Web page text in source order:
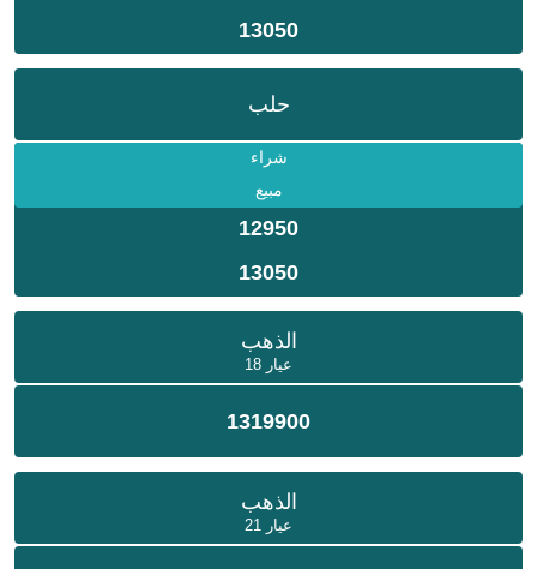
13050
حلب
شراء
مبيع
12950
13050
الذهب
عيار 18
1319900
الذهب
عيار 21